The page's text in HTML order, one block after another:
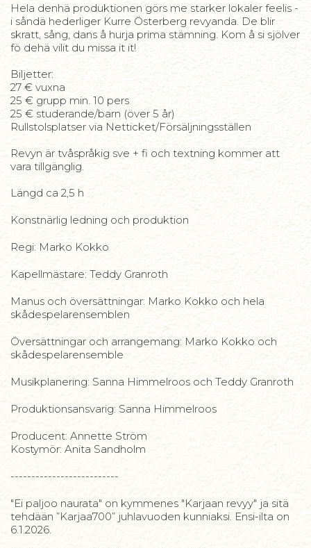
Hela denhä produktionen görs me starker lokaler feelis -
i såndä hederliger Kurre Österberg revyanda. De blir
skratt, sång, dans å hurja prima stämning. Kom å si sjölver
fö dehä vilit du missa it it!
Biljetter:
27 € vuxna
25 € grupp min. 10 pers
25 € studerande/barn (över 5 år)
Rullstolsplatser via Netticket/Försäljningsställen
Revyn är tvåspråkig sve + fi och textning kommer att
vara tillgänglig.
Längd ca 2,5 h
Konstnärlig ledning och produktion
Regi: Marko Kokko
Kapellmästare: Teddy Granroth
Manus och översättningar: Marko Kokko och hela
skådespelarensemblen
Översättningar och arrangemang: Marko Kokko och
skådespelarensemble
Musikplanering: Sanna Himmelroos och Teddy Granroth
Produktionsansvarig: Sanna Himmelroos
Producent: Annette Ström
Kostymör: Anita Sandholm
--------------------------
"Ei paljoo naurata" on kymmenes "Karjaan revyy" ja sitä
tehdään ”Karjaa700” juhlavuoden kunniaksi. Ensi-ilta on
6.1.2026.